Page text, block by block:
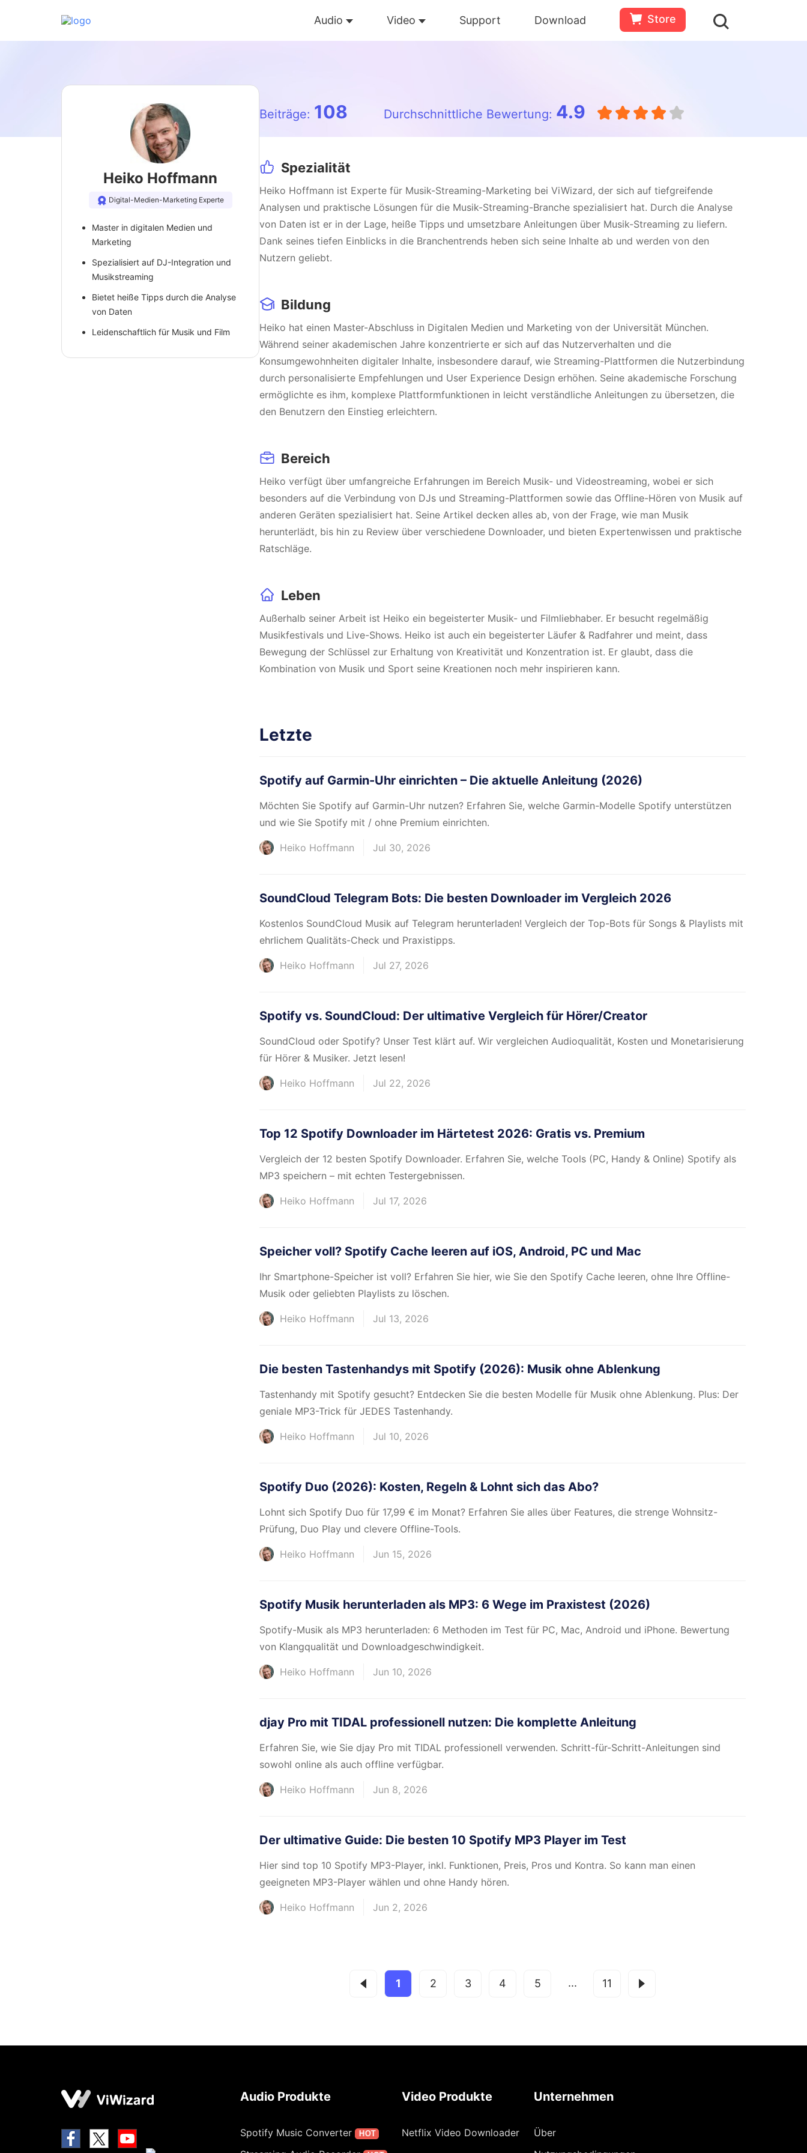
Audio Video Support Download Store
Heiko Hoffmann
Digital-Medien-Marketing Experte
Master in digitalen Medien und
Marketing
Spezialisiert auf DJ-Integration und
Musikstreaming
Bietet heiße Tipps durch die Analyse
von Daten
Leidenschaftlich für Musik und Film
Beiträge: 108 Durchschnittliche Bewertung: 4.9
Spezialität
Heiko Hoffmann ist Experte für Musik-Streaming-Marketing bei ViWizard, der sich auf tiefgreifende
Analysen und praktische Lösungen für die Musik-Streaming-Branche spezialisiert hat. Durch die Analyse
von Daten ist er in der Lage, heiße Tipps und umsetzbare Anleitungen über Musik-Streaming zu liefern.
Dank seines tiefen Einblicks in die Branchentrends heben sich seine Inhalte ab und werden von den
Nutzern geliebt.
Bildung
Heiko hat einen Master-Abschluss in Digitalen Medien und Marketing von der Universität München.
Während seiner akademischen Jahre konzentrierte er sich auf das Nutzerverhalten und die
Konsumgewohnheiten digitaler Inhalte, insbesondere darauf, wie Streaming-Plattformen die Nutzerbindung
durch personalisierte Empfehlungen und User Experience Design erhöhen. Seine akademische Forschung
ermöglichte es ihm, komplexe Plattformfunktionen in leicht verständliche Anleitungen zu übersetzen, die
den Benutzern den Einstieg erleichtern.
Bereich
Heiko verfügt über umfangreiche Erfahrungen im Bereich Musik- und Videostreaming, wobei er sich
besonders auf die Verbindung von DJs und Streaming-Plattformen sowie das Offline-Hören von Musik auf
anderen Geräten spezialisiert hat. Seine Artikel decken alles ab, von der Frage, wie man Musik
herunterlädt, bis hin zu Review über verschiedene Downloader, und bieten Expertenwissen und praktische
Ratschläge.
Leben
Außerhalb seiner Arbeit ist Heiko ein begeisterter Musik- und Filmliebhaber. Er besucht regelmäßig
Musikfestivals und Live-Shows. Heiko ist auch ein begeisterter Läufer & Radfahrer und meint, dass
Bewegung der Schlüssel zur Erhaltung von Kreativität und Konzentration ist. Er glaubt, dass die
Kombination von Musik und Sport seine Kreationen noch mehr inspirieren kann.
Letzte
Spotify auf Garmin-Uhr einrichten – Die aktuelle Anleitung (2026)
Möchten Sie Spotify auf Garmin-Uhr nutzen? Erfahren Sie, welche Garmin-Modelle Spotify unterstützen
und wie Sie Spotify mit / ohne Premium einrichten.
Heiko Hoffmann Jul 30, 2026
SoundCloud Telegram Bots: Die besten Downloader im Vergleich 2026
Kostenlos SoundCloud Musik auf Telegram herunterladen! Vergleich der Top-Bots für Songs & Playlists mit
ehrlichem Qualitäts-Check und Praxistipps.
Heiko Hoffmann Jul 27, 2026
Spotify vs. SoundCloud: Der ultimative Vergleich für Hörer/Creator
SoundCloud oder Spotify? Unser Test klärt auf. Wir vergleichen Audioqualität, Kosten und Monetarisierung
für Hörer & Musiker. Jetzt lesen!
Heiko Hoffmann Jul 22, 2026
Top 12 Spotify Downloader im Härtetest 2026: Gratis vs. Premium
Vergleich der 12 besten Spotify Downloader. Erfahren Sie, welche Tools (PC, Handy & Online) Spotify als
MP3 speichern – mit echten Testergebnissen.
Heiko Hoffmann Jul 17, 2026
Speicher voll? Spotify Cache leeren auf iOS, Android, PC und Mac
Ihr Smartphone-Speicher ist voll? Erfahren Sie hier, wie Sie den Spotify Cache leeren, ohne Ihre Offline-
Musik oder geliebten Playlists zu löschen.
Heiko Hoffmann Jul 13, 2026
Die besten Tastenhandys mit Spotify (2026): Musik ohne Ablenkung
Tastenhandy mit Spotify gesucht? Entdecken Sie die besten Modelle für Musik ohne Ablenkung. Plus: Der
geniale MP3-Trick für JEDES Tastenhandy.
Heiko Hoffmann Jul 10, 2026
Spotify Duo (2026): Kosten, Regeln & Lohnt sich das Abo?
Lohnt sich Spotify Duo für 17,99 € im Monat? Erfahren Sie alles über Features, die strenge Wohnsitz-
Prüfung, Duo Play und clevere Offline-Tools.
Heiko Hoffmann Jun 15, 2026
Spotify Musik herunterladen als MP3: 6 Wege im Praxistest (2026)
Spotify-Musik als MP3 herunterladen: 6 Methoden im Test für PC, Mac, Android und iPhone. Bewertung
von Klangqualität und Downloadgeschwindigkeit.
Heiko Hoffmann Jun 10, 2026
djay Pro mit TIDAL professionell nutzen: Die komplette Anleitung
Erfahren Sie, wie Sie djay Pro mit TIDAL professionell verwenden. Schritt-für-Schritt-Anleitungen sind
sowohl online als auch offline verfügbar.
Heiko Hoffmann Jun 8, 2026
Der ultimative Guide: Die besten 10 Spotify MP3 Player im Test
Hier sind top 10 Spotify MP3-Player, inkl. Funktionen, Preis, Pros und Kontra. So kann man einen
geeigneten MP3-Player wählen und ohne Handy hören.
Heiko Hoffmann Jun 2, 2026
1 2 3 4 5 ... 11
Audio Produkte
Spotify Music Converter HOT
Video Produkte
Netflix Video Downloader
Unternehmen
Über